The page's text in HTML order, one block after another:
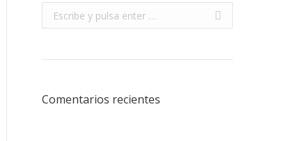
Buscar:
Comentarios recientes